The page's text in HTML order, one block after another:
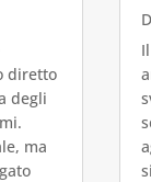
diretto
degli
ma